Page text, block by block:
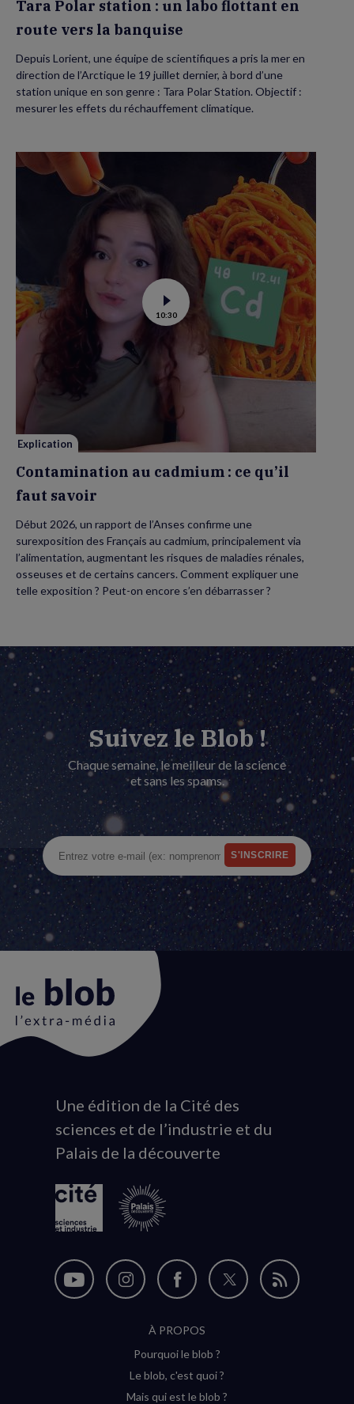
Tara Polar station : un labo flottant en
route vers la banquise
Depuis Lorient, une équipe de scientifiques a pris la mer en
direction de l’Arctique le 19 juillet dernier, à bord d’une
station unique en son genre : Tara Polar Station. Objectif :
mesurer les effets du réchauffement climatique.
Voir
la
vidéo
Contamination
au
cadmium :
ce
savoir
10:30
Explication
Contamination au cadmium : ce qu’il
faut savoir
Début 2026, un rapport de l’Anses confirme une
surexposition des Français au cadmium, principalement via
l’alimentation, augmentant les risques de maladies rénales,
osseuses et de certains cancers. Comment expliquer une
telle exposition ? Peut-on encore s’en débarrasser ?
Suivez le Blob !
Chaque semaine, le meilleur de la science
et sans les spams.
Animation
du
logo
Une édition de la Cité des
sciences et de l’industrie et du
Palais de la découverte
Nous
Nous
Instagram
(nouvelle
Nous
sur
Facebook
(nouvelle
Nous
Flux
À PROPOS
Pourquoi le blob ?
Le blob, c'est quoi ?
Mais qui est le blob ?